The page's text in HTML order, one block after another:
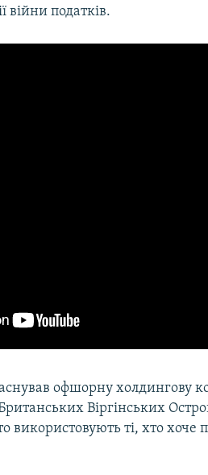
війни податків.
офшорну холдингову
Віргінських
використовують ті, хто хоче